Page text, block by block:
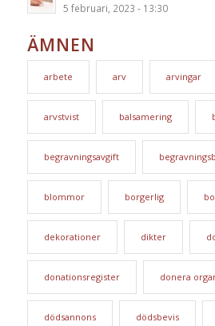
5 februari, 2023 - 13:30
ÄMNEN
arbete arv arvingar
arvstvist balsamering
begravningsavgift
blommor borgerlig
dekorationer dikter
donationsregister donera
dödsannons dödsbevis